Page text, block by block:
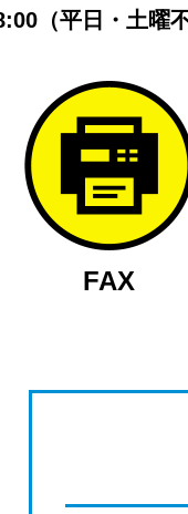
（平日・土曜不
FAX